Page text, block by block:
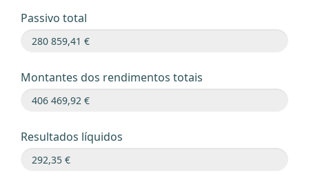
Passivo total
Montantes dos rendimentos totais
Resultados líquidos